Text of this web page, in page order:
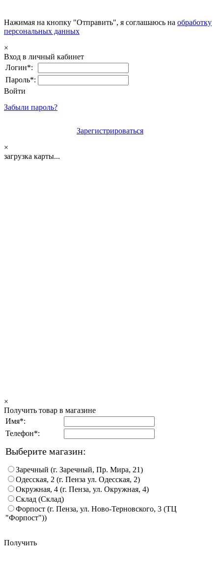
Нажимая на кнопку "Отправить", я соглашаюсь на обработку
персональных данных
×
Вход в личный кабинет
Логин*:
Пароль*:
Войти
Забыли пароль?
Зарегистрироваться
×
загрузка карты...
×
Получить товар в магазине
Имя*:
Телефон*:
Выберите магазин:
Заречный (г. Заречный, Пр. Мира, 21)
Одесская, 2 (г. Пенза ул. Одесская, 2)
Окружная, 4 (г. Пенза, ул. Окружная, 4)
Склад (Склад)
Форпост (г. Пенза, ул. Ново-Терновского, 3 (ТЦ
"Форпост"))
Получить